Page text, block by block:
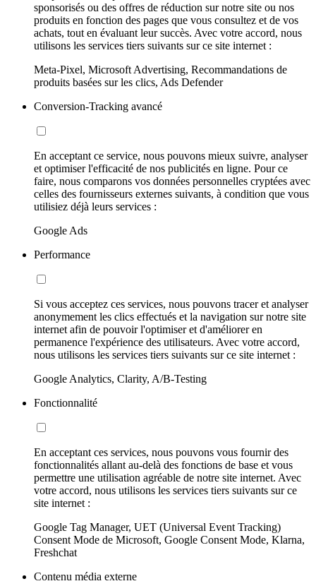
sponsorisés ou des offres de réduction sur notre site ou nos
produits en fonction des pages que vous consultez et de vos
achats, tout en évaluant leur succès. Avec votre accord, nous
utilisons les services tiers suivants sur ce site internet :
Meta-Pixel, Microsoft Advertising, Recommandations de
produits basées sur les clics, Ads Defender
Conversion-Tracking avancé
En acceptant ce service, nous pouvons mieux suivre, analyser
et optimiser l'efficacité de nos publicités en ligne. Pour ce
faire, nous comparons vos données personnelles cryptées avec
celles des fournisseurs externes suivants, à condition que vous
utilisiez déjà leurs services :
Google Ads
Performance
Si vous acceptez ces services, nous pouvons tracer et analyser
anonymement les clics effectués et la navigation sur notre site
internet afin de pouvoir l'optimiser et d'améliorer en
permanence l'expérience des utilisateurs. Avec votre accord,
nous utilisons les services tiers suivants sur ce site internet :
Google Analytics, Clarity, A/B-Testing
Fonctionnalité
En acceptant ces services, nous pouvons vous fournir des
fonctionnalités allant au-delà des fonctions de base et vous
permettre une utilisation agréable de notre site internet. Avec
votre accord, nous utilisons les services tiers suivants sur ce
site internet :
Google Tag Manager, UET (Universal Event Tracking)
Consent Mode de Microsoft, Google Consent Mode, Klarna,
Freshchat
Contenu média externe